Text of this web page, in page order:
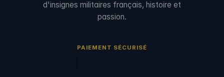
d'insignes militaires français, histoire et
passion.
PAIEMENT SÉCURISÉ